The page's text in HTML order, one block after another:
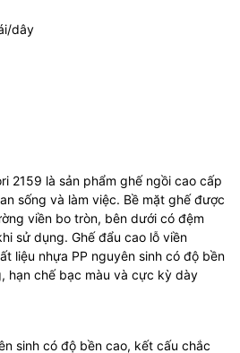
dây
2159 là sản phẩm ghế ngồi cao cấp
sống và làm việc. Bề mặt ghế được
viền bo tròn, bên dưới có đệm
sử dụng. Ghế đẩu cao lỗ viền
liệu nhựa PP nguyên sinh có độ bền
hạn chế bạc màu và cực kỳ dày
sinh có độ bền cao, kết cấu chắc